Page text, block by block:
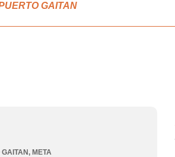
GAITAN
GAITAN , META